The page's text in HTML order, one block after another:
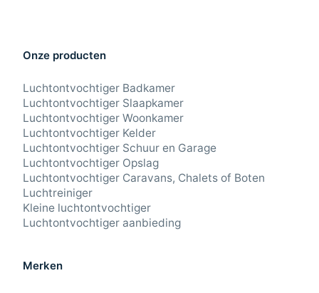
Onze producten
Luchtontvochtiger Badkamer
Luchtontvochtiger Slaapkamer
Luchtontvochtiger Woonkamer
Luchtontvochtiger Kelder
Luchtontvochtiger Schuur en Garage
Luchtontvochtiger Opslag
Luchtontvochtiger Caravans, Chalets of Boten
Luchtreiniger
Kleine luchtontvochtiger
Luchtontvochtiger aanbieding
Merken